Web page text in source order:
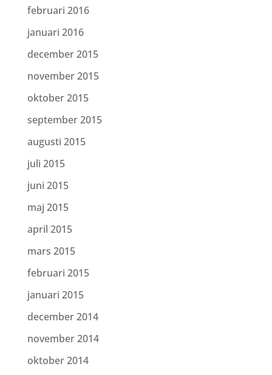
februari 2016
januari 2016
december 2015
november 2015
oktober 2015
september 2015
augusti 2015
juli 2015
juni 2015
maj 2015
april 2015
mars 2015
februari 2015
januari 2015
december 2014
november 2014
oktober 2014